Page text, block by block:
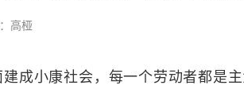
高桠
小康社会，每一个劳动者都是主